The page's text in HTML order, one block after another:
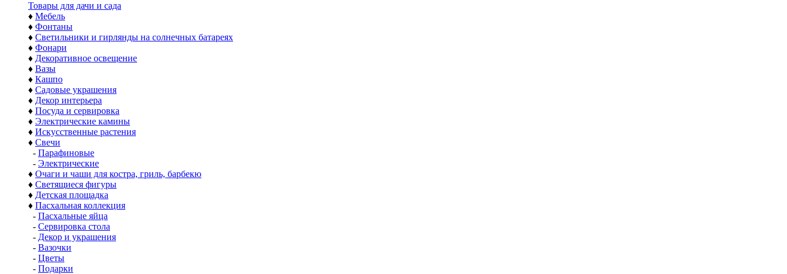
Товары для дачи и сада
♦ Мебель
♦ Фонтаны
♦ Светильники и гирлянды на солнечных батареях
♦ Фонари
♦ Декоративное освещение
♦ Вазы
♦ Кашпо
♦ Садовые украшения
♦ Декор интерьера
♦ Посуда и сервировка
♦ Электрические камины
♦ Искусственные растения
♦ Свечи
- Парафиновые
- Электрические
♦ Очаги и чаши для костра, гриль, барбекю
♦ Светящиеся фигуры
♦ Детская площадка
♦ Пасхальная коллекция
- Пасхальные яйца
- Сервировка стола
- Декор и украшения
- Вазочки
- Цветы
- Подарки